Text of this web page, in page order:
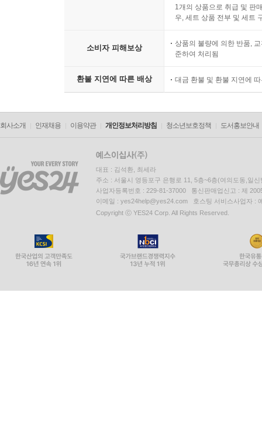
1개의 상품으로 취급 및 판
우, 세트 상품 전부 및 세트
소비자 피해보상
상품의 불량에 의한 반품,
준하여 처리됨
환불 지연에 따른 배상 대금 환불 및 환불 지연에
회사소개 인재채용 이용약관 개인정보처리방침 청소년보호정책 도서홍보안내
대표 : 김석환, 최세라
주소 : 서울시 영등포구 은행로 11, 5층~6층(여의도동,일신
사업자등록번호 : 229-81-37000 통신판매업신고 : 제
이메일 : yes24help@yes24.com 호스팅 서비스사업자 :
Copyright ⓒ YES24 Corp. All Rights Reserved.